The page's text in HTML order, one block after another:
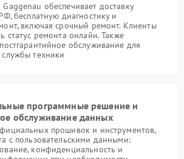
обеспечивает доставку
бесплатную диагностику и
включая срочный ремонт. Клиенты
статус ремонта онлайн. Также
обслуживание для
техники
программные решение и
обслуживание данных
прошивок и инструментов,
с пользовательскими данными:
конфиденциальность и